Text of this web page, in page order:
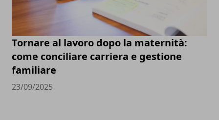
Tornare al lavoro dopo la maternità:
come conciliare carriera e gestione
familiare
23/09/2025